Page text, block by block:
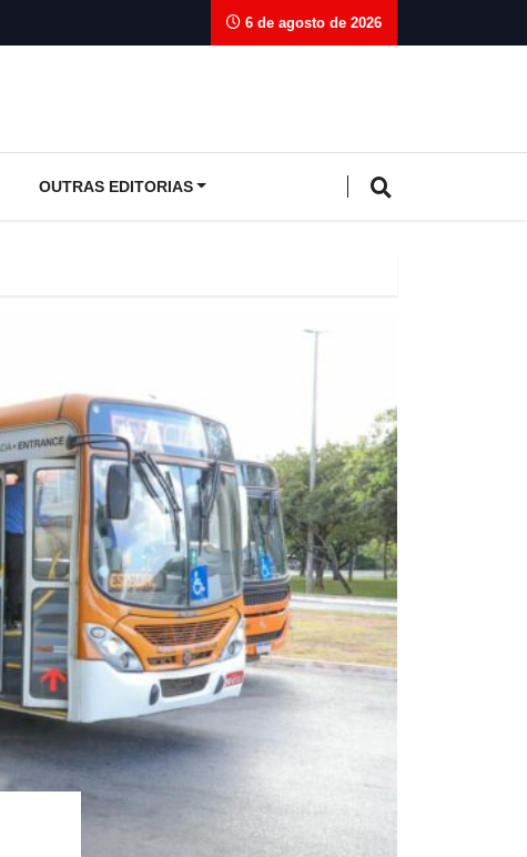
6 de agosto de 2026
OUTRAS EDITORIAS